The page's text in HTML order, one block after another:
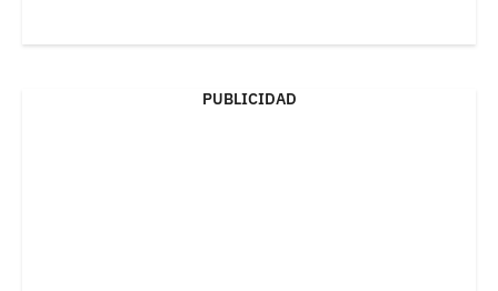
PUBLICIDAD